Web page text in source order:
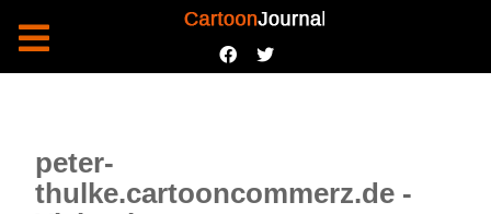
peter-
thulke.cartooncommerz.de -